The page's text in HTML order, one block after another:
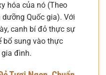
hóa của nó (Theo
Quốc gia). Với
canh bí đỏ thực sự
bổ sung vào thực
đình.